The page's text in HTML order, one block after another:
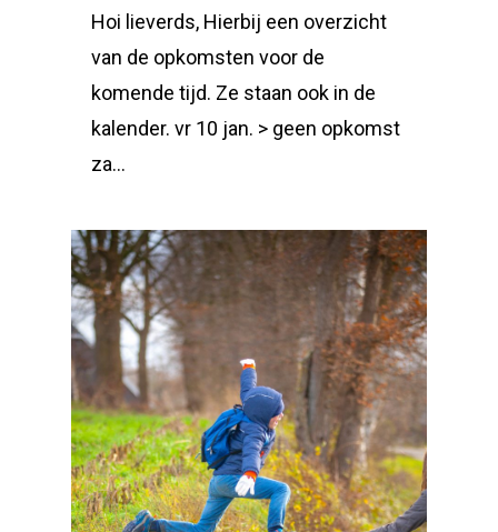
Hoi lieverds, Hierbij een overzicht
van de opkomsten voor de
komende tijd. Ze staan ook in de
kalender. vr 10 jan. > geen opkomst
za…